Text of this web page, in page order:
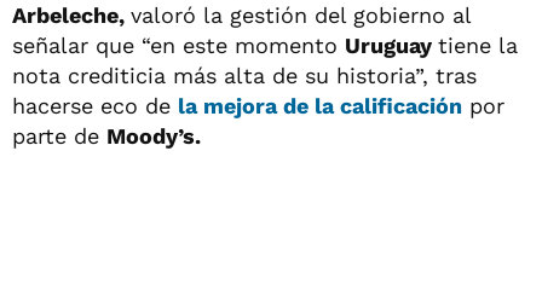
Arbeleche, valoró la gestión del gobierno al
señalar que “en este momento Uruguay tiene la
nota crediticia más alta de su historia”, tras
hacerse eco de la mejora de la calificación por
parte de Moody’s.